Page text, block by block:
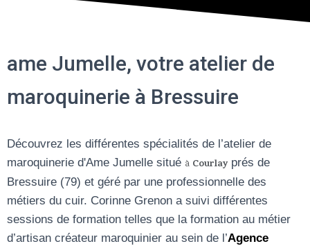
ame Jumelle, votre atelier de
maroquinerie à Bressuire
Découvrez les différentes spécialités de l’atelier de
maroquinerie d'Ame Jumelle situé à Courlay prés de
Bressuire (79) et géré par une professionnelle des
métiers du cuir. Corinne Grenon a suivi différentes
sessions de formation telles que la formation au métier
d’artisan créateur maroquinier au sein de l’Agence